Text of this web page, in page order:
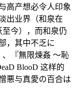
高产想必令人印象
出业界（和泉在
至今），而和泉仍
，其中不乏に
、『無限煉姦 〜恥
BlooD 这样的
悪与真愛の百合は